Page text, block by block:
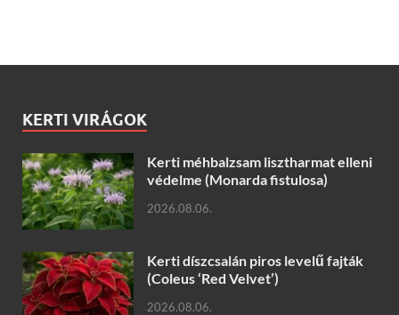
KERTI VIRÁGOK
Kerti méhbalzsam lisztharmat elleni
védelme (Monarda fistulosa)
2026.08.06.
Kerti díszcsalán piros levelű fajták
(Coleus ‘Red Velvet’)
2026.08.06.